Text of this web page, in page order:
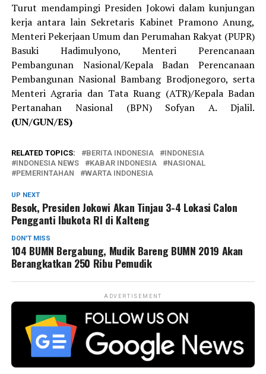
Turut mendampingi Presiden Jokowi dalam kunjungan
kerja antara lain Sekretaris Kabinet Pramono Anung,
Menteri Pekerjaan Umum dan Perumahan Rakyat (PUPR)
Basuki Hadimulyono, Menteri Perencanaan
Pembangunan Nasional/Kepala Badan Perencanaan
Pembangunan Nasional Bambang Brodjonegoro, serta
Menteri Agraria dan Tata Ruang (ATR)/Kepala Badan
Pertanahan Nasional (BPN) Sofyan A. Djalil.
(UN/GUN/ES)
RELATED TOPICS: BERITA INDONESIA
INDONESIA
INDONESIA NEWS
KABAR INDONESIA
NASIONAL
PEMERINTAHAN
WARTA INDONESIA
UP NEXT
Besok, Presiden Jokowi Akan Tinjau 3-4 Lokasi Calon
Pengganti Ibukota RI di Kalteng
DON'T MISS
104 BUMN Bergabung, Mudik Bareng BUMN 2019 Akan
Berangkatkan 250 Ribu Pemudik
ADVERTISEMENT